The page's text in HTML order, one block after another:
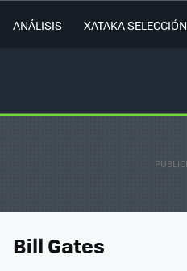
ANÁLISIS XATAKA SELECCIÓN
Bill Gates